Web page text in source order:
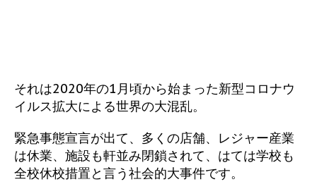
それは2020年の1月頃から始まった新型コロナウ
イルス拡大による世界の大混乱。
緊急事態宣言が出て、多くの店舗、レジャー産業
は休業、施設も軒並み閉鎖されて、はては学校も
全校休校措置と言う社会的大事件です。